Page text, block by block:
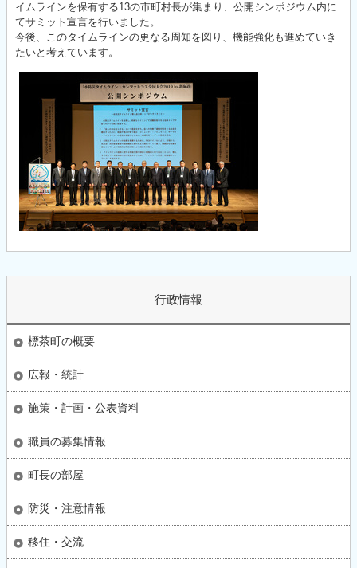
イムラインを保有する13の市町村長が集まり、公開シンポジウム内に
てサミット宣言を行いました。
今後、このタイムラインの更なる周知を図り、機能強化も進めていき
たいと考えています。
行政情報
標茶町の概要
広報・統計
施策・計画・公表資料
職員の募集情報
町長の部屋
防災・注意情報
移住・交流